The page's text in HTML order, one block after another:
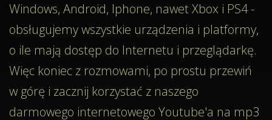
Windows, Android, Iphone, nawet Xbox i PS4 -
obsługujemy wszystkie urządzenia i platformy,
o ile mają dostęp do Internetu i przeglądarkę.
Więc koniec z rozmowami, po prostu przewiń
w górę i zacznij korzystać z naszego
darmowego internetowego Youtube'a na mp3